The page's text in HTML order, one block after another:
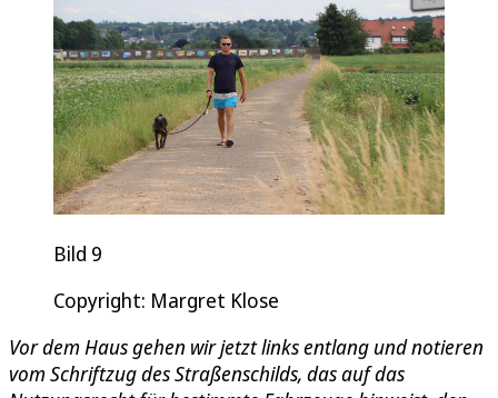
Bild 9
Copyright: Margret Klose
Vor dem Haus gehen wir jetzt links entlang und notieren
vom Schriftzug des Straßenschilds, das auf das